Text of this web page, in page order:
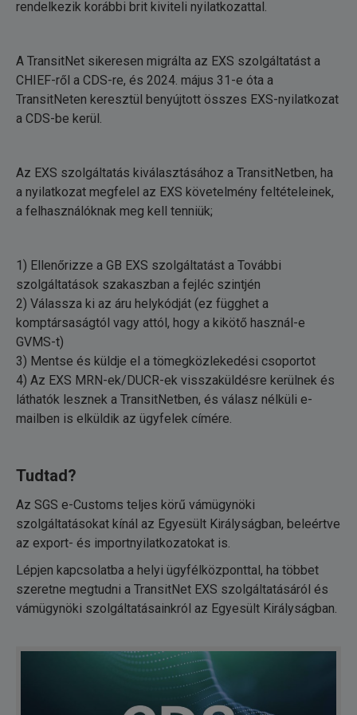
rendelkezik korábbi brit kiviteli nyilatkozattal.
A TransitNet sikeresen migrálta az EXS szolgáltatást a
CHIEF-ről a CDS-re, és 2024. május 31-e óta a
TransitNeten keresztül benyújtott összes EXS-nyilatkozat
a CDS-be kerül.
Az EXS szolgáltatás kiválasztásához a TransitNetben, ha
a nyilatkozat megfelel az EXS követelmény feltételeinek,
a felhasználóknak meg kell tenniük;
1) Ellenőrizze a GB EXS szolgáltatást a További
szolgáltatások szakaszban a fejléc szintjén
2) Válassza ki az áru helykódját (ez függhet a
komptársaságtól vagy attól, hogy a kikötő használ-e
GVMS-t)
3) Mentse és küldje el a tömegközlekedési csoportot
4) Az EXS MRN-ek/DUCR-ek visszaküldésre kerülnek és
láthatók lesznek a TransitNetben, és válasz nélküli e-
mailben is elküldik az ügyfelek címére.
Tudtad?
Az SGS e-Customs teljes körű vámügynöki
szolgáltatásokat kínál az Egyesült Királyságban, beleértve
az export- és importnyilatkozatokat is.
Lépjen kapcsolatba a helyi ügyfélközponttal, ha többet
szeretne megtudni a TransitNet EXS szolgáltatásáról és
vámügynöki szolgáltatásainkról az Egyesült Királyságban.